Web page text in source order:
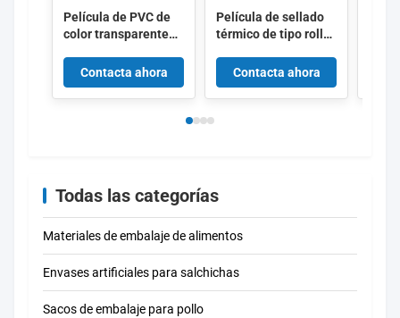
Película de PVC de
color transparente
para frutas
Contacta ahora
Película de sellado
térmico de tipo rollo
Película antiniebla
de alta barrera para
alimentos frescos
Contacta ahora
Todas las categorías
Materiales de embalaje de alimentos
Envases artificiales para salchichas
Sacos de embalaje para pollo